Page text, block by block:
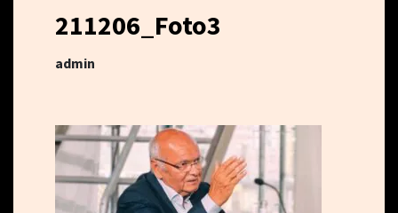
211206_Foto3
admin